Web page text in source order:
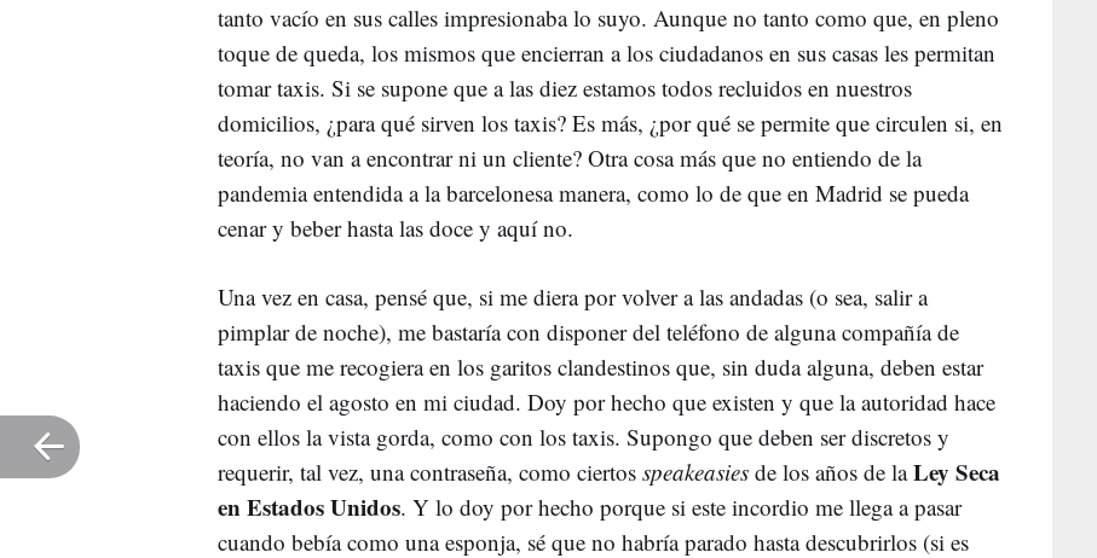
tanto vacío en sus calles impresionaba lo suyo. Aunque no tanto como que, en pleno
toque de queda, los mismos que encierran a los ciudadanos en sus casas les permitan
tomar taxis. Si se supone que a las diez estamos todos recluidos en nuestros
domicilios, ¿para qué sirven los taxis? Es más, ¿por qué se permite que circulen si, en
teoría, no van a encontrar ni un cliente? Otra cosa más que no entiendo de la
pandemia entendida a la barcelonesa manera, como lo de que en Madrid se pueda
cenar y beber hasta las doce y aquí no.
Una vez en casa, pensé que, si me diera por volver a las andadas (o sea, salir a
pimplar de noche), me bastaría con disponer del teléfono de alguna compañía de
taxis que me recogiera en los garitos clandestinos que, sin duda alguna, deben estar
haciendo el agosto en mi ciudad. Doy por hecho que existen y que la autoridad hace
con ellos la vista gorda, como con los taxis. Supongo que deben ser discretos y
requerir, tal vez, una contraseña, como ciertos speakeasies de los años de laLey Seca
en Estados Unidos. Y lo doy por hecho porque si este incordio me llega a pasar
cuando bebía como una esponja, sé que no habría parado hasta descubrirlos (si es